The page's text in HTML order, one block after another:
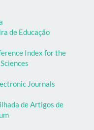
de Educação
Index for the
Journals
de Artigos de